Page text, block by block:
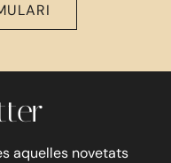
aquelles novetats